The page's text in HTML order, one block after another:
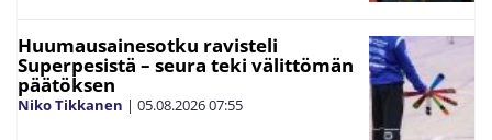
Huumausainesotku ravisteli
Superpesistä – seura teki välittömän
päätöksen
Niko Tikkanen | 05.08.202607:55